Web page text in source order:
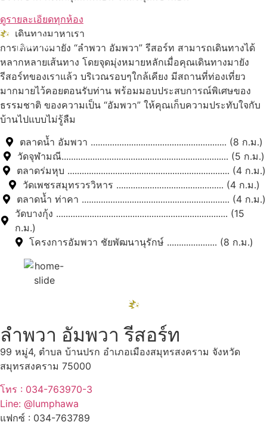
ดูรายละเอียดทุกห้อง
เดินทางมาหาเรา
การเดินทางมายัง “ลำพวา อัมพวา” รีสอร์ท สามารถเดินทางได้
หลากหลายเส้นทาง โดยจุดมุ่งหมายหลักเมื่อคุณเดินทางมายัง
รีสอร์ทของเราแล้ว บริเวณรอบๆใกล้เคียง มีสถานที่ท่องเที่ยว
มากมายไว้คอยตอนรับท่าน พร้อมมอบประสบการณ์พิเศษของ
ธรรมชาติ ของความเป็น “อัมพวา” ให้คุณเก็บความประทับใจกับ
บ้านไปแบบไม่รู้ลืม
ตลาดน้ำ อัมพวา ......................................................... (8 ก.ม.)
วัดจุฬามณี...................................................................... (5 ก.ม.)
ตลาดร่มหุบ .................................................................... (4 ก.ม.)
วัดเพชรสมุทรวรวิหาร ............................................. (4 ก.ม.)
ตลาดน้ำ ท่าคา .............................................................. (4 ก.ม.)
วัดบางกุ้ง ........................................................................ (15
ก.ม.)
โครงการอัมพวา ชัยพัฒนานุรักษ์ ..................... (8 ก.ม.)
"ตลาดน้ำอัมพวา"
ดูทั้งหมด
ลำพวา อัมพวา รีสอร์ท
99 หมู่4, ตำบล บ้านปรก อำเภอเมืองสมุทรสงคราม จังหวัด
สมุทรสงคราม 75000
โทร : 034-763970-3
Line: @lumphawa
แฟกซ์ : 034-763789